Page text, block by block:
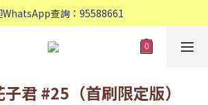
WhatsApp查詢：95588661
WhatsApp查詢：95588661
員專享: 購物滿$800, 免運費
君 #25（首刷限定版）